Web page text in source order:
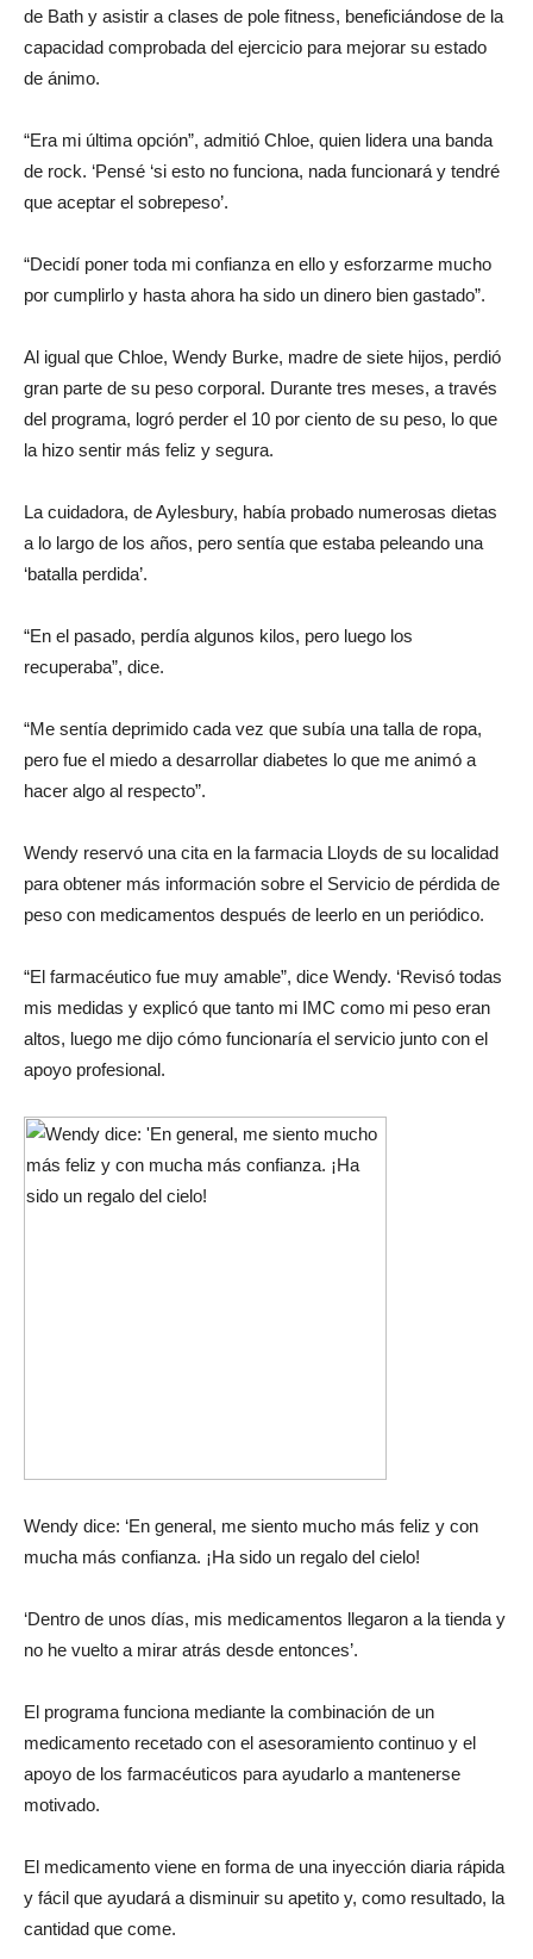
de Bath y asistir a clases de pole fitness, beneficiándose de la
capacidad comprobada del ejercicio para mejorar su estado
de ánimo.
“Era mi última opción”, admitió Chloe, quien lidera una banda
de rock. ‘Pensé ‘si esto no funciona, nada funcionará y tendré
que aceptar el sobrepeso’.
“Decidí poner toda mi confianza en ello y esforzarme mucho
por cumplirlo y hasta ahora ha sido un dinero bien gastado”.
Al igual que Chloe, Wendy Burke, madre de siete hijos, perdió
gran parte de su peso corporal. Durante tres meses, a través
del programa, logró perder el 10 por ciento de su peso, lo que
la hizo sentir más feliz y segura.
La cuidadora, de Aylesbury, había probado numerosas dietas
a lo largo de los años, pero sentía que estaba peleando una
‘batalla perdida’.
“En el pasado, perdía algunos kilos, pero luego los
recuperaba”, dice.
“Me sentía deprimido cada vez que subía una talla de ropa,
pero fue el miedo a desarrollar diabetes lo que me animó a
hacer algo al respecto”.
Wendy reservó una cita en la farmacia Lloyds de su localidad
para obtener más información sobre el Servicio de pérdida de
peso con medicamentos después de leerlo en un periódico.
“El farmacéutico fue muy amable”, dice Wendy. ‘Revisó todas
mis medidas y explicó que tanto mi IMC como mi peso eran
altos, luego me dijo cómo funcionaría el servicio junto con el
apoyo profesional.
Wendy dice: ‘En general, me siento mucho más feliz y con
mucha más confianza. ¡Ha sido un regalo del cielo!
‘Dentro de unos días, mis medicamentos llegaron a la tienda y
no he vuelto a mirar atrás desde entonces’.
El programa funciona mediante la combinación de un
medicamento recetado con el asesoramiento continuo y el
apoyo de los farmacéuticos para ayudarlo a mantenerse
motivado.
El medicamento viene en forma de una inyección diaria rápida
y fácil que ayudará a disminuir su apetito y, como resultado, la
cantidad que come.